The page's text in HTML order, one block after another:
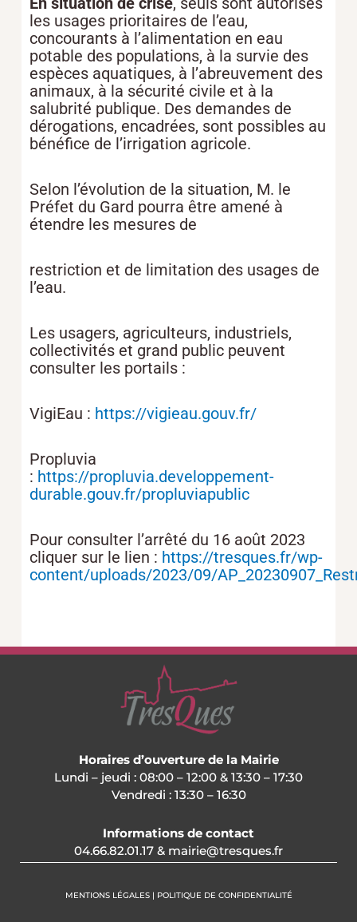
les usages prioritaires de l’eau,
concourants à l’alimentation en eau
potable des populations, à la survie des
espèces aquatiques, à l’abreuvement des
animaux, à la sécurité civile et à la
salubrité publique. Des demandes de
dérogations, encadrées, sont possibles au
bénéfice de l’irrigation agricole.
Selon l’évolution de la situation, M. le
Préfet du Gard pourra être amené à
étendre les mesures de
restriction et de limitation des usages de
l’eau.
Les usagers, agriculteurs, industriels,
collectivités et grand public peuvent
consulter les portails :
VigiEau : https://vigieau.gouv.fr/
Propluvia
: https://propluvia.developpement-
durable.gouv.fr/propluviapublic
Pour consulter l’arrêté du 16 août 2023
cliquer sur le lien : https://tresques.fr/wp-
content/uploads/2023/09/
Horaires d’ouverture de la Mairie
Lundi – jeudi : 08:00 – 12:00 & 13:30 – 17:30
Vendredi : 13:30 – 16:30
Informations de contact
04.66.82.01.17 & mairie@tresques.fr
MENTIONS LÉGALES | POLITIQUE DE CONFIDENTIALITÉ